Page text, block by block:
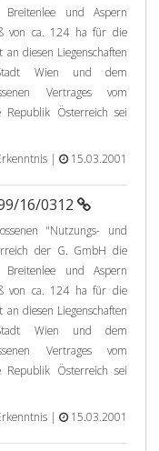
und Aspern
von ca. 124 ha für die
diesen Liegenschaften
Wien und dem
Vertrages vom
Österreich sei
| 15.03.2001
16/0312
"Nutzungs- und
der G. GmbH die
und Aspern
von ca. 124 ha für die
diesen Liegenschaften
Wien und dem
Vertrages vom
Österreich sei
| 15.03.2001